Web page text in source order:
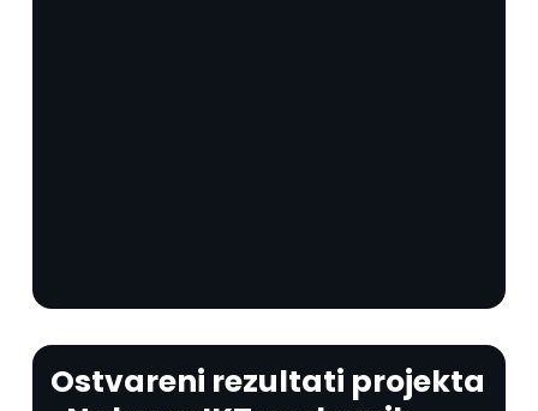
Ostvareni rezultati projekta